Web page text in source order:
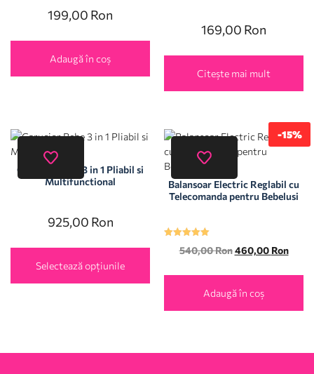
199,00 Ron
Adaugă în coș
169,00 Ron
Citește mai mult
Carucior Bebe 3 in 1 Pliabil si
Multifunctional
925,00 Ron
Selectează opțiunile
-15%
Balansoar Electric Reglabil cu
Telecomanda pentru Bebelusi
540,00Ron 460,00 Ron
Adaugă în coș